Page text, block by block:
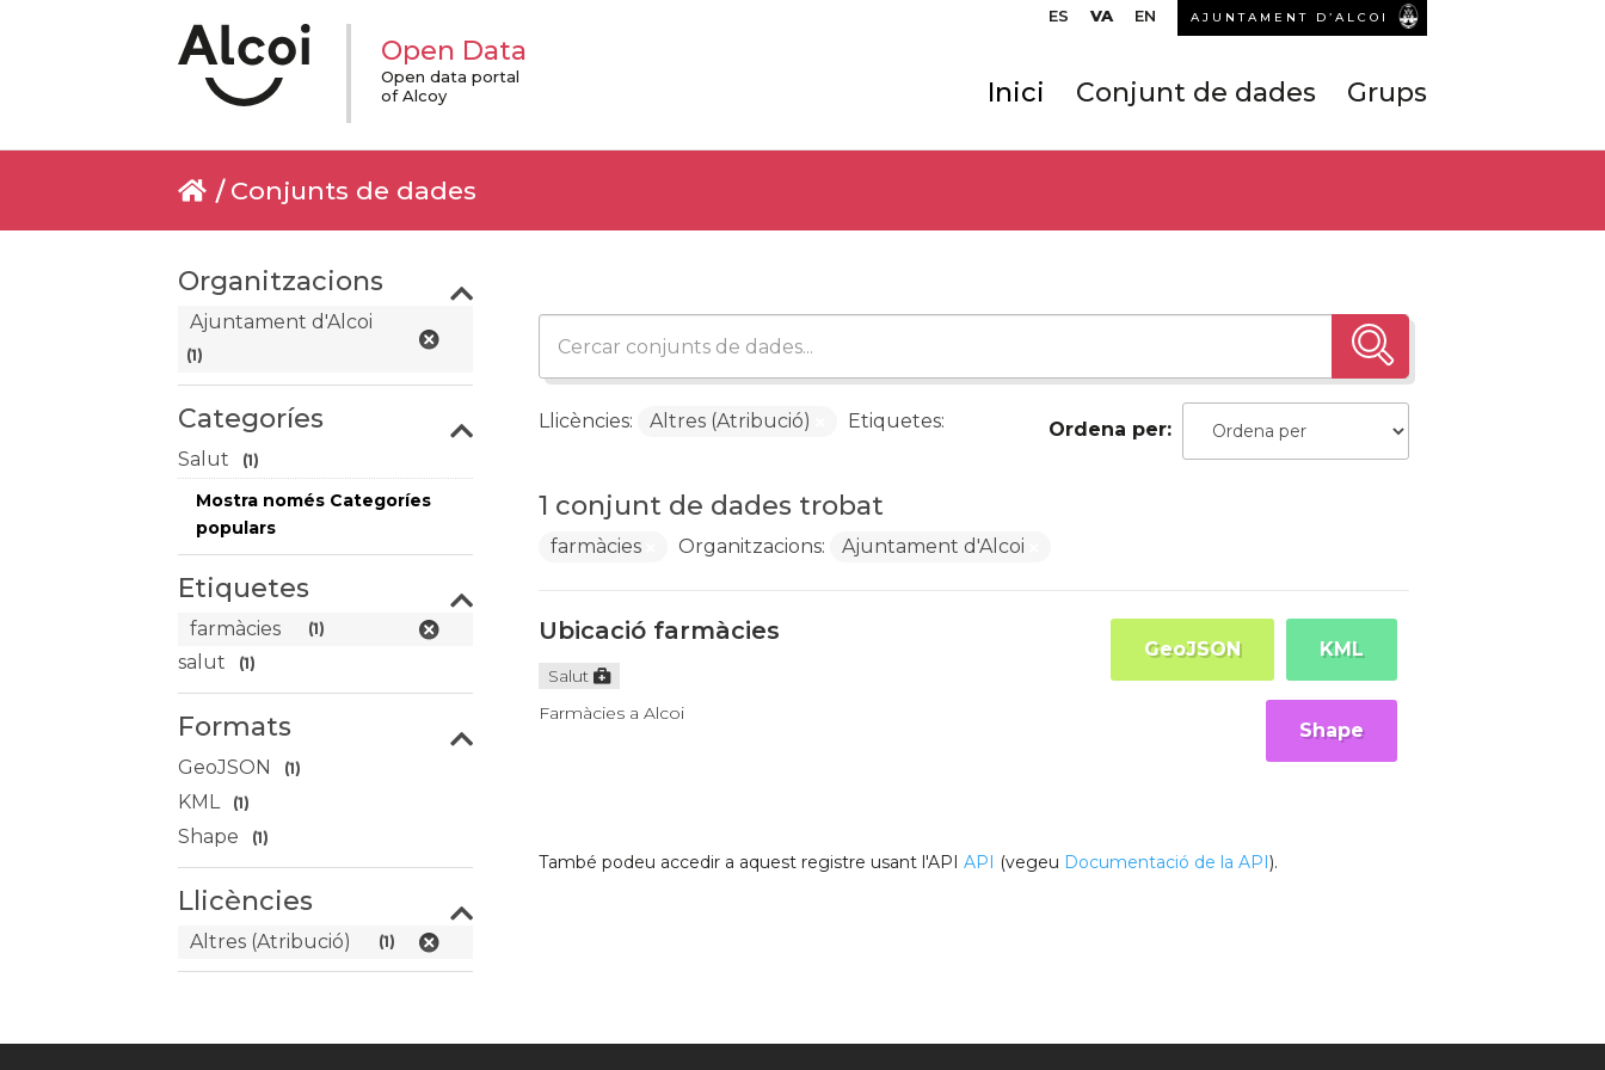
ES VA EN AJUNTAMENT D’ALCOI
Open Data
Open data portal
of Alcoy
Inici Conjunt de dades Grups
Conjunts de dades
Organitzacions
Ajuntament d'Alcoi
(1)
Categoríes
Salut (1)
Mostra només Categoríes
populars
Etiquetes
farmàcies (1)
salut (1)
Formats
GeoJSON (1)
KML (1)
Shape (1)
Llicències
Altres (Atribució) (1)
Ordena per
1 conjunt de dades trobat
Llicències: Altres (Atribució) Etiquetes:
farmàcies Organitzacions: Ajuntament d'Alcoi
Ubicació farmàcies
Salut
Farmàcies a Alcoi
KML
GeoJSON
Shape
També podeu accedir a aquest registre usant l'API API (vegeu Documentació de la API).